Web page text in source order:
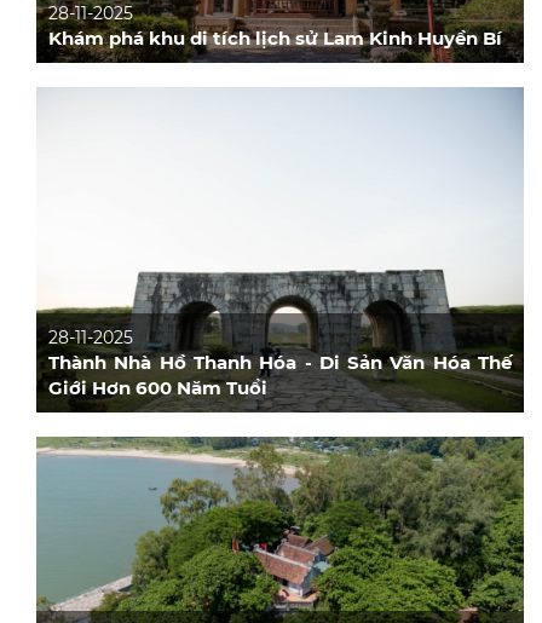
28-11-2025
Khám phá khu di tích lịch sử Lam Kinh Huyền Bí
28-11-2025
Thành Nhà Hồ Thanh Hóa - Di Sản Văn Hóa Thế
Giới Hơn 600 Năm Tuổi